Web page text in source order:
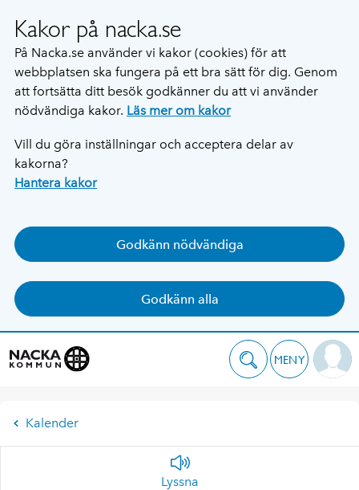
Kakor på nacka.se
På Nacka.se använder vi kakor (cookies) för att
webbplatsen ska fungera på ett bra sätt för dig. Genom
att fortsätta ditt besök godkänner du att vi använder
nödvändiga kakor. Läs mer om kakor
Vill du göra inställningar och acceptera delar av
kakorna?
Hantera kakor
Godkänn nödvändiga
Godkänn alla
MENY
Kalender
Lyssna